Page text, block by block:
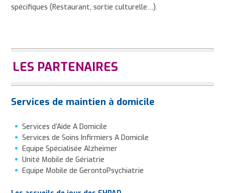
spécifiques (Restaurant, sortie culturelle…).
LES PARTENAIRES
Services de maintien à domicile
Services d’Aide A Domicile
Services de Soins Infirmiers A Domicile
Equipe Spécialisée Alzheimer
Unité Mobile de Gériatrie
Equipe Mobile de GerontoPsychiatrie